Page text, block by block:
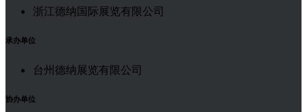
浙江德纳国际展览有限公司
承办单位
台州德纳展览有限公司
协办单位